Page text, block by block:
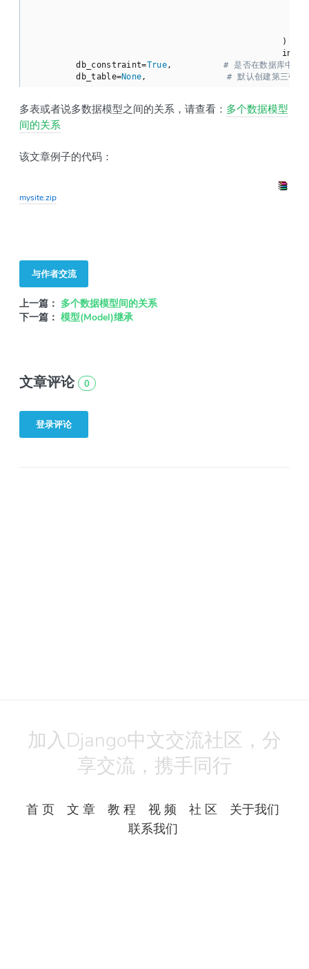
)
invite_reason =
db_constraint=True, # 是否在数据库中创
db_table=None , # 默认创建第三张表
多表或者说多数据模型之间的关系，请查看： 多个数据模型
间的关系
该文章例子的代码：
mysite.zip
与作者交流
上一篇： 多个数据模型间的关系
下一篇： 模型(Model)继承
文章评论 0
登录评论
加入Django中文交流社区，分
享交流，携手同行
首 页 文 章 教 程 视 频 社 区
关于我们
联系我们